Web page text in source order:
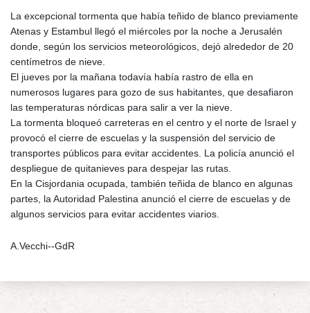
La excepcional tormenta que había teñido de blanco previamente
Atenas y Estambul llegó el miércoles por la noche a Jerusalén
donde, según los servicios meteorológicos, dejó alrededor de 20
centímetros de nieve.
El jueves por la mañana todavía había rastro de ella en
numerosos lugares para gozo de sus habitantes, que desafiaron
las temperaturas nórdicas para salir a ver la nieve.
La tormenta bloqueó carreteras en el centro y el norte de Israel y
provocó el cierre de escuelas y la suspensión del servicio de
transportes públicos para evitar accidentes. La policía anunció el
despliegue de quitanieves para despejar las rutas.
En la Cisjordania ocupada, también teñida de blanco en algunas
partes, la Autoridad Palestina anunció el cierre de escuelas y de
algunos servicios para evitar accidentes viarios.
A.Vecchi--GdR